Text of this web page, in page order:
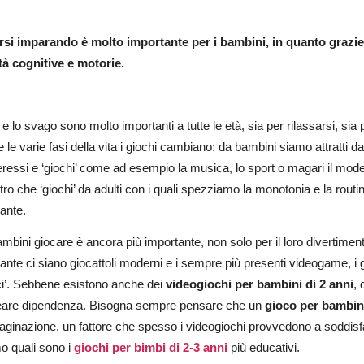
imparando è molto importante per i bambini, in quanto
cognitive e motorie.
lo svago sono molto importanti a tutte le età, sia per rilassarsi,
le varie fasi della vita i giochi cambiano: da bambini siamo attratti
e ‘giochi’ come ad esempio la musica, lo sport o magari il
che ‘giochi’ da adulti con i quali spezziamo la monotonia e la
giocare è ancora più importante, non solo per il loro
ci siano giocattoli moderni e i sempre più presenti videogame, i
Sebbene esistono anche deivideogiochi per bambini di 2 anni,
dipendenza. Bisogna sempre pensare che ungioco per
un fattore che spesso i videogiochi provvedono a
quali sono igiochi per bimbi di 2-3 anni più educativi.